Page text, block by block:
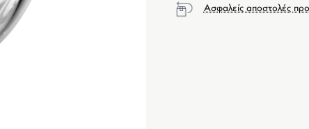
Ασφαλείς αποστολές